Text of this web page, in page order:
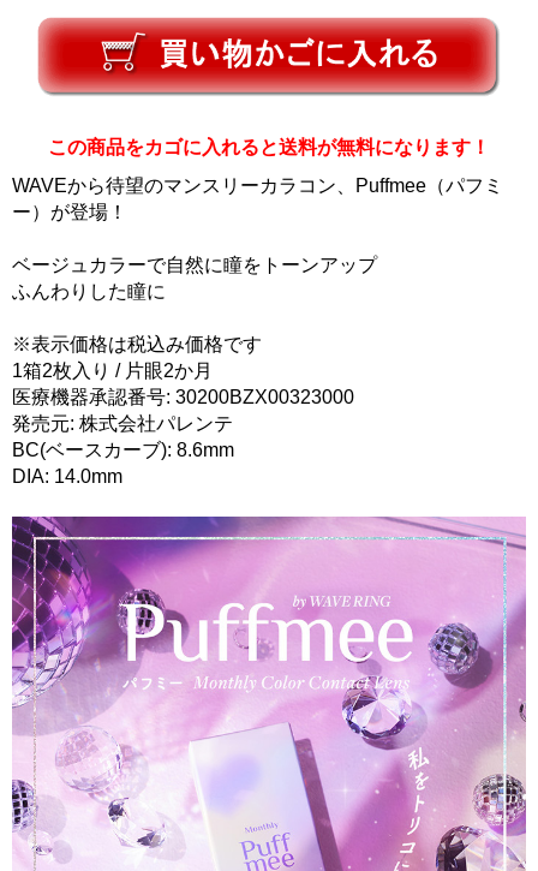
この商品をカゴに入れると送料が無料になります！
WAVEから待望のマンスリーカラコン、Puffmee（パフミ
ー）が登場！
ベージュカラーで自然に瞳をトーンアップ
ふんわりした瞳に
※表示価格は税込み価格です
1箱2枚入り / 片眼2か月
医療機器承認番号: 30200BZX00323000
発売元: 株式会社パレンテ
BC(ベースカーブ): 8.6mm
DIA: 14.0mm